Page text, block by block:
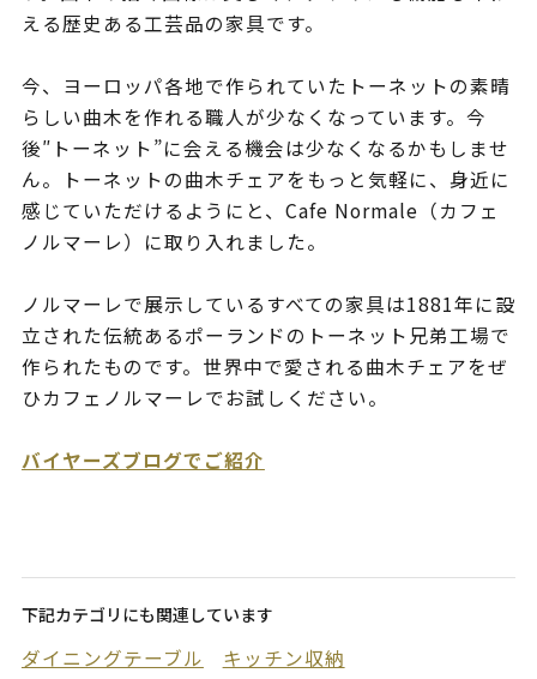
える歴史ある工芸品の家具です。
今、ヨーロッパ各地で作られていたトーネットの素晴
らしい曲木を作れる職人が少なくなっています。今
後″トーネット”に会える機会は少なくなるかもしませ
ん。トーネットの曲木チェアをもっと気軽に、身近に
感じていただけるようにと、Cafe Normale（カフェ
ノルマーレ）に取り入れました。
ノルマーレで展示しているすべての家具は1881年に設
立された伝統あるポーランドのトーネット兄弟工場で
作られたものです。世界中で愛される曲木チェアをぜ
ひカフェノルマーレでお試しください。
バイヤーズブログでご紹介
下記カテゴリにも関連しています
ダイニングテーブル
キッチン収納